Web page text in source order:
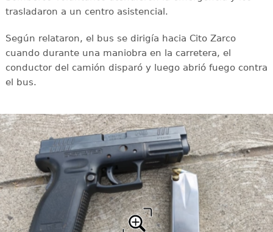
trasladaron a un centro asistencial.
Según relataron, el bus se dirigía hacia Cito Zarco
cuando durante una maniobra en la carretera, el
conductor del camión disparó y luego abrió fuego contra
el bus.